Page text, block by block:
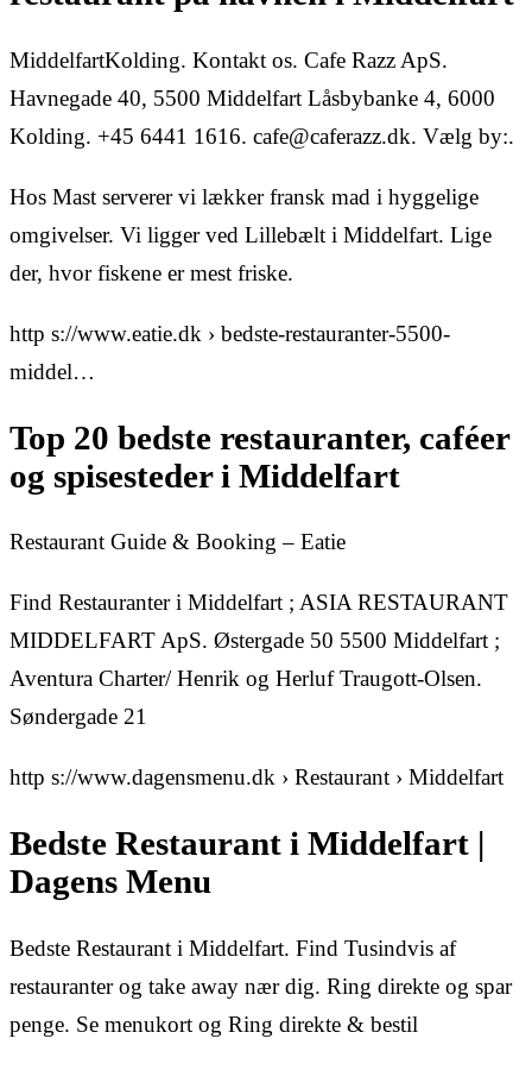
MiddelfartKolding. Kontakt os. Cafe Razz ApS.
Havnegade 40, 5500 Middelfart Låsbybanke 4, 6000
Kolding. +45 6441 1616. cafe@caferazz.dk. Vælg by:.
Hos Mast serverer vi lækker fransk mad i hyggelige
omgivelser. Vi ligger ved Lillebælt i Middelfart. Lige
der, hvor fiskene er mest friske.
http s://www.eatie.dk › bedste-restauranter-5500-
middel…
Top 20 bedste restauranter, caféer
og spisesteder i Middelfart
Restaurant Guide & Booking – Eatie
Find Restauranter i Middelfart ; ASIA RESTAURANT
MIDDELFART ApS. Østergade 50 5500 Middelfart ;
Aventura Charter/ Henrik og Herluf Traugott-Olsen.
Søndergade 21
http s://www.dagensmenu.dk › Restaurant › Middelfart
Bedste Restaurant i Middelfart |
Dagens Menu
Bedste Restaurant i Middelfart. Find Tusindvis af
restauranter og take away nær dig. Ring direkte og spar
penge. Se menukort og Ring direkte & bestil